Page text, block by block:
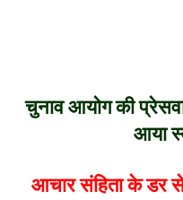
चुनाव आयोग की
आया
आचार संहिता के डर